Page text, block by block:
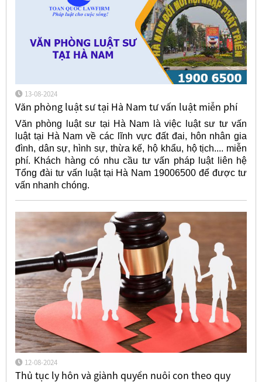
13-08-2024
Văn phòng luật sư tại Hà Nam tư vấn luật miễn phí
Văn phòng luật sư tại Hà Nam là việc luật sư tư vấn
luật tại Hà Nam về các lĩnh vực đất đai, hôn nhân gia
đình, dân sự, hình sự, thừa kế, hộ khẩu, hộ tịch.... miễn
phí. Khách hàng có nhu cầu tư vấn pháp luật liên hệ
Tổng đài tư vấn luật tại Hà Nam 19006500 để được tư
vấn nhanh chóng.
12-08-2024
Thủ tục ly hôn và giành quyền nuôi con theo quy